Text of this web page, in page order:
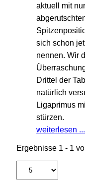
aktuell mit
sich schon
nennen. Wir
Drittel der
natürlich
Ligaprimus
stürzen.
weiterlesen ...
Ergebnisse 1 - 1